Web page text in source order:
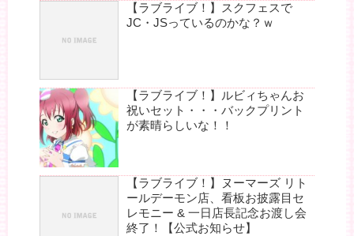
【ラブライブ！】スクフェスで
JC・JSっているのかな？ｗ
【ラブライブ！】ルビィちゃんお
祝いセット・・・バックプリント
が素晴らしいな！！
【ラブライブ！】ヌーマーズ リト
ールデーモン店、看板お披露目セ
レモニー & 一日店長記念お渡し会
終了！【公式お知らせ】